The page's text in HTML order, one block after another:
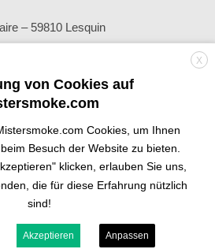
– 59810 Lesquin
: 449 471 465 00053 - Siren : 449
est joignable par email
par téléphone au 03 20 90 56 55 du
17h.
Apple
Bank
Visa
Visa
X
von Cookies auf
Cookies, um Ihnen
Besuch der Website zu bieten.
klicken, erlauben Sie uns,
die für diese Erfahrung nützlich
sind!
Akzeptieren Anpassen